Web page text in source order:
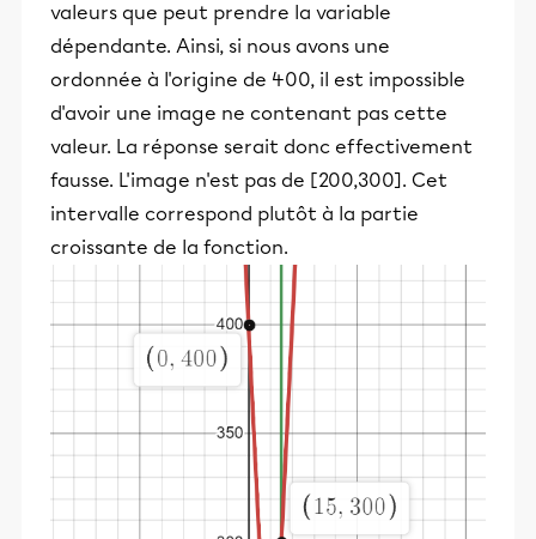
valeurs que peut prendre la variable
dépendante. Ainsi, si nous avons une
ordonnée à l'origine de 400, il est impossible
d'avoir une image ne contenant pas cette
valeur. La réponse serait donc effectivement
fausse. L'image n'est pas de [200,300]. Cet
intervalle correspond plutôt à la partie
croissante de la fonction.